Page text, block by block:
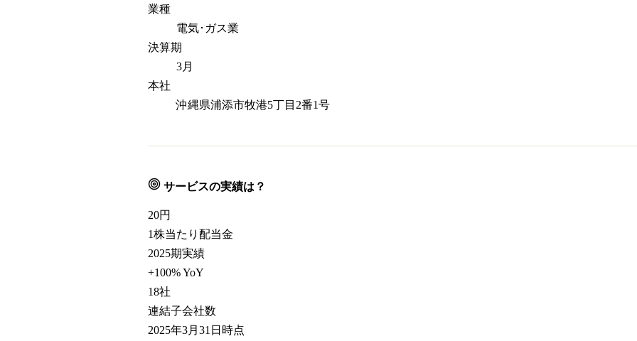
業種
電気･ガス業
決算期
3月
本社
沖縄県浦添市牧港5丁目2番1号
サービスの実績は？
20円
1株当たり配当金
2025期実績
+100% YoY
18社
連結子会社数
2025年3月31日時点